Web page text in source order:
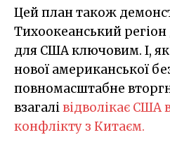
Цей план також
Тихоокеанський
для США ключовим. І,
нової американської
повномасштабне
взагалівідволікає США
конфлікту з Китаєм.